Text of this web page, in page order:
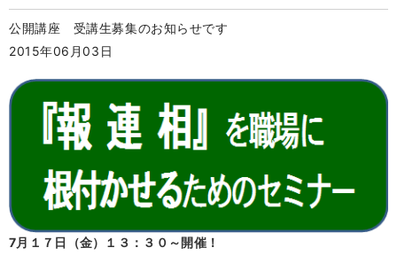
公開講座 受講生募集のお知らせです
2015年06月03日
7月１７日（金）１３：３０～開催！